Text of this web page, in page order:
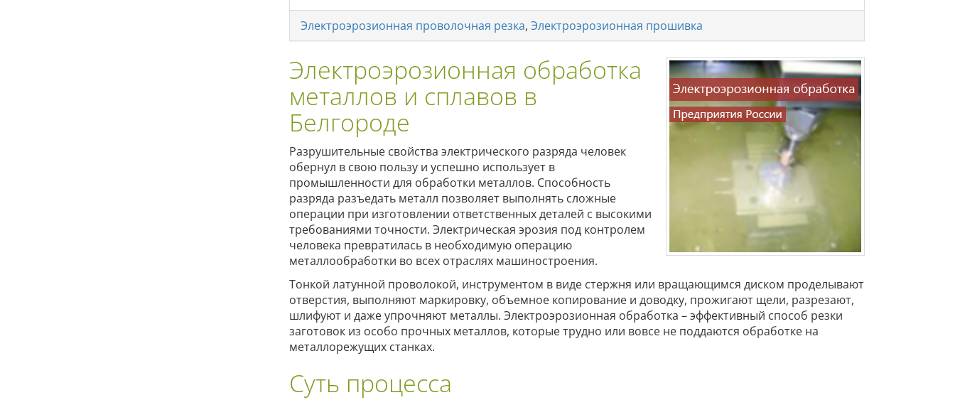
Электроэрозионная проволочная резка, Электроэрозионная прошивка
Электроэрозионная обработка
металлов и сплавов в
Белгороде
Разрушительные свойства электрического разряда человек
обернул в свою пользу и успешно использует в
промышленности для обработки металлов. Способность
разряда разъедать металл позволяет выполнять сложные
операции при изготовлении ответственных деталей с высокими
требованиями точности. Электрическая эрозия под контролем
человека превратилась в необходимую операцию
металлообработки во всех отраслях машиностроения.
Тонкой латунной проволокой, инструментом в виде стержня или вращающимся диском проделывают
отверстия, выполняют маркировку, объемное копирование и доводку, прожигают щели, разрезают,
шлифуют и даже упрочняют металлы. Электроэрозионная обработка – эффективный способ резки
заготовок из особо прочных металлов, которые трудно или вовсе не поддаются обработке на
металлорежущих станках.
Суть процесса